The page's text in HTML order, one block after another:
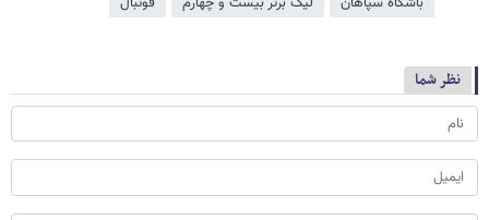
نظر شما